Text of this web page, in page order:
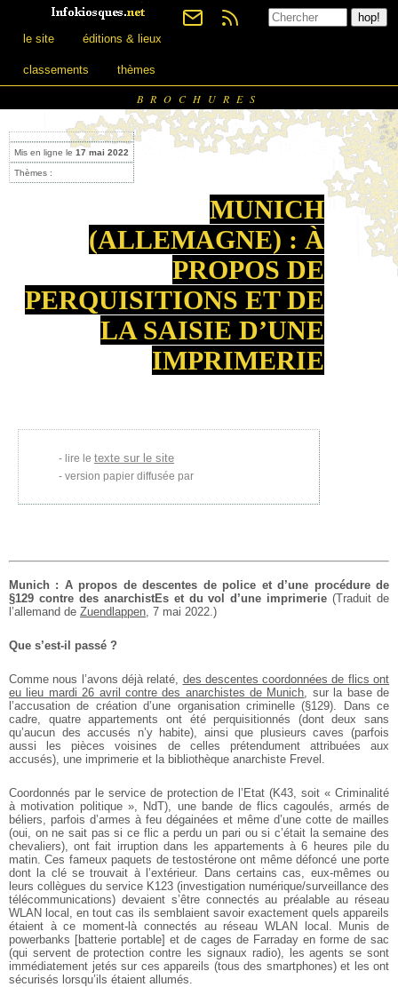
le site éditions & lieux
classements thèmes
BROCHURES
Mis en ligne le 17 mai 2022
Thèmes :
MUNICH
(ALLEMAGNE) : À
PROPOS DE
PERQUISITIONS ET DE
LA SAISIE D’UNE
IMPRIMERIE
lire le texte sur le site
version papier diffusée par
Munich : A propos de descentes de police et d’une procédure de
§129 contre des anarchistEs et du vol d’une imprimerie (Traduit de
l’allemand de Zuendlappen, 7 mai 2022.)
Que s’est-il passé ?
Comme nous l’avons déjà relaté, des descentes coordonnées de flics ont
eu lieu mardi 26 avril contre des anarchistes de Munich, sur la base de
l’accusation de création d’une organisation criminelle (§129). Dans ce
cadre, quatre appartements ont été perquisitionnés (dont deux sans
qu’aucun des accusés n’y habite), ainsi que plusieurs caves (parfois
aussi les pièces voisines de celles prétendument attribuées aux
accusés), une imprimerie et la bibliothèque anarchiste Frevel.
Coordonnés par le service de protection de l’Etat (K43, soit « Criminalité
à motivation politique », NdT), une bande de flics cagoulés, armés de
béliers, parfois d’armes à feu dégainées et même d’une cotte de mailles
(oui, on ne sait pas si ce flic a perdu un pari ou si c’était la semaine des
chevaliers), ont fait irruption dans les appartements à 6 heures pile du
matin. Ces fameux paquets de testostérone ont même défoncé une porte
dont la clé se trouvait à l’extérieur. Dans certains cas, eux-mêmes ou
leurs collègues du service K123 (investigation numérique/surveillance des
télécommunications) devaient s’être connectés au préalable au réseau
WLAN local, en tout cas ils semblaient savoir exactement quels appareils
étaient à ce moment-là connectés au réseau WLAN local. Munis de
powerbanks [batterie portable] et de cages de Farraday en forme de sac
(qui servent de protection contre les signaux radio), les agents se sont
immédiatement jetés sur ces appareils (tous des smartphones) et les ont
sécurisés lorsqu’ils étaient allumés.